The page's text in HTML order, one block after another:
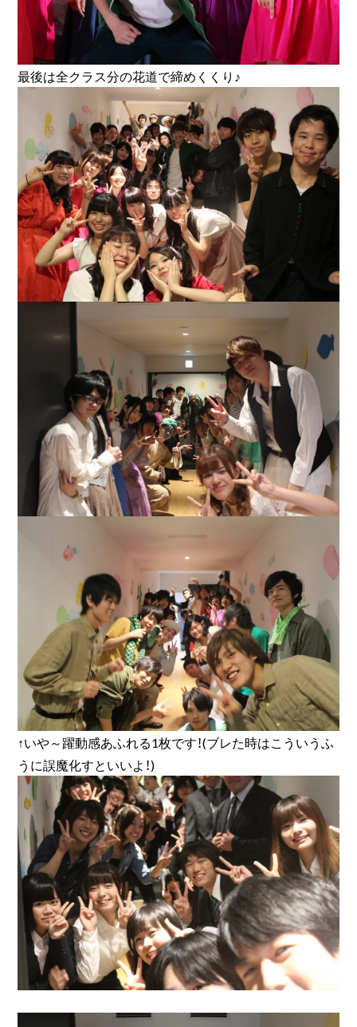
最後は全クラス分の花道で締めくくり♪
↑いや～躍動感あふれる1枚です！(ブレた時はこういうふ
うに誤魔化すといいよ！)